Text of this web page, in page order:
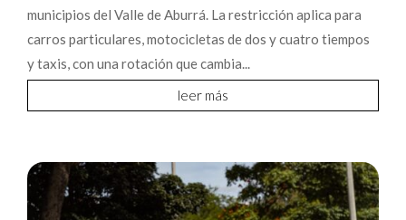
municipios del Valle de Aburrá. La restricción aplica para
carros particulares, motocicletas de dos y cuatro tiempos
y taxis, con una rotación que cambia...
leer más